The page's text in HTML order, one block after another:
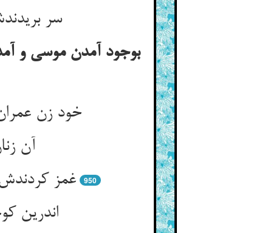
سر
بوجود آمدن موسی و
خود زن
آن
غمز
950
اندرین